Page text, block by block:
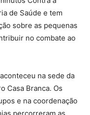
de Saúde e tem
sobre as pequenas
no combate ao
na sede da
Casa Branca. Os
e na coordenação